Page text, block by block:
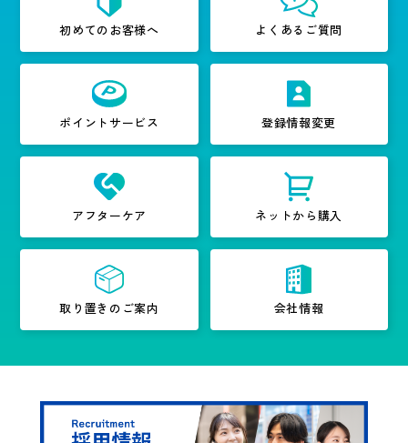
初めてのお客様へ よくあるご質問
ポイントサービス 登録情報変更
アフターケア ネットから購入
取り置きのご案内 会社情報